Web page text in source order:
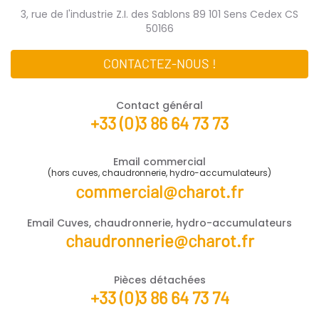
3, rue de l'industrie Z.I. des Sablons 89 101 Sens Cedex CS
50166
CONTACTEZ-NOUS !
Contact général
+33 (0)3 86 64 73 73
Email commercial
(hors cuves, chaudronnerie, hydro-accumulateurs)
commercial@charot.fr
Email Cuves, chaudronnerie, hydro-accumulateurs
chaudronnerie@charot.fr
Pièces détachées
+33 (0)3 86 64 73 74